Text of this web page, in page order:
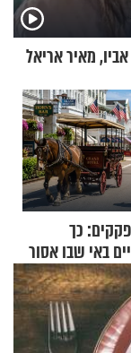
מאיר אריאל
כך
באי שבו אסור
שנה